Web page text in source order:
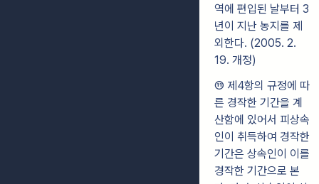
역에 편입된 날부터 3
년이 지난 농지를 제
외한다. (2005. 2.
19. 개정)
⑪ 제4항의 규정에 따
른 경작한 기간을 계
산함에 있어서 피상속
인이 취득하여 경작한
기간은 상속인이 이를
경작한 기간으로 본